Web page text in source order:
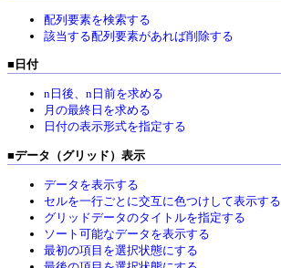
配列要素を検索する
該当する配列要素があれば削除する
■ 日付
n日後、n日前を求める
月の最終日を求める
日付の表示形式を指定する
■データ（グリッド）表示
データを表示する
セルを一行ごとに交互に色つけして表示する
グリッドデータのタイトルを指定する
ソート可能なデータを表示する
最初の項目を選択状態にする